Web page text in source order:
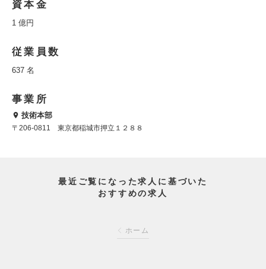
資本金
1 億円
従業員数
637 名
事業所
技術本部
〒206-0811 東京都稲城市押立１２８８
最近ご覧になった求人に基づいた
おすすめの求人
ホーム